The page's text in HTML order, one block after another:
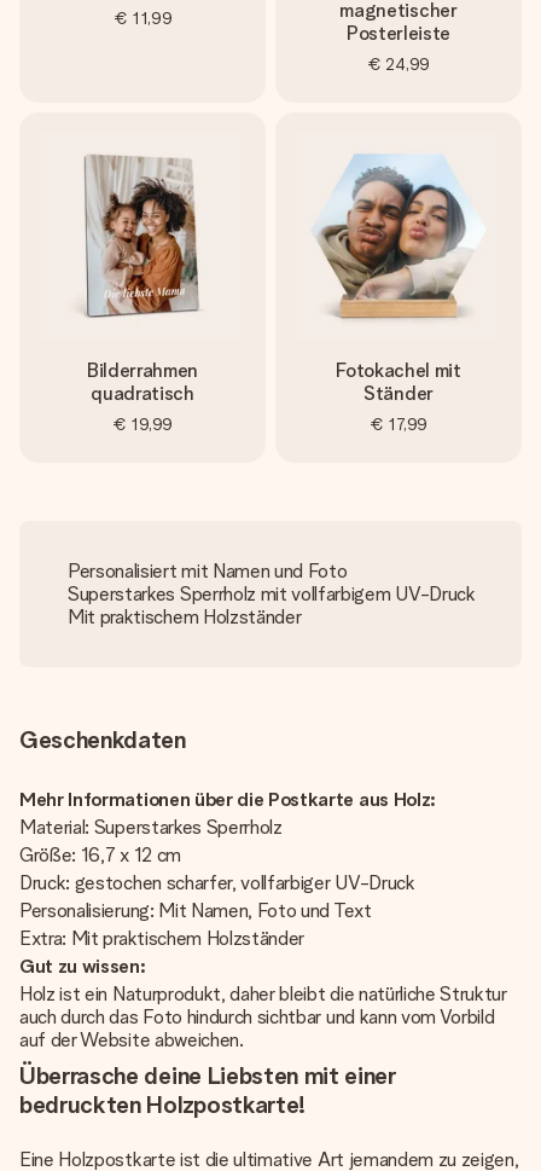
€ 11,99
magnetischer
Posterleiste
€ 24,99
Bilderrahmen
quadratisch
€ 19,99
Fotokachel mit
Ständer
€ 17,99
Personalisiert mit Namen und Foto
Superstarkes Sperrholz mit vollfarbigem UV-Druck
Mit praktischem Holzständer
Geschenkdaten
Mehr Informationen über die Postkarte aus Holz:
Material: Superstarkes Sperrholz
Größe: 16,7 x 12 cm
Druck: gestochen scharfer, vollfarbiger UV-Druck
Personalisierung: Mit Namen, Foto und Text
Extra: Mit praktischem Holzständer
Gut zu wissen:
Holz ist ein Naturprodukt, daher bleibt die natürliche Struktur
auch durch das Foto hindurch sichtbar und kann vom Vorbild
auf der Website abweichen.
Überrasche deine Liebsten mit einer
bedruckten Holzpostkarte!
Eine Holzpostkarte ist die ultimative Art jemandem zu zeigen,